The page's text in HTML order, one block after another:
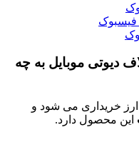
دیوتی موبایل به چه
می شود و
دارد.